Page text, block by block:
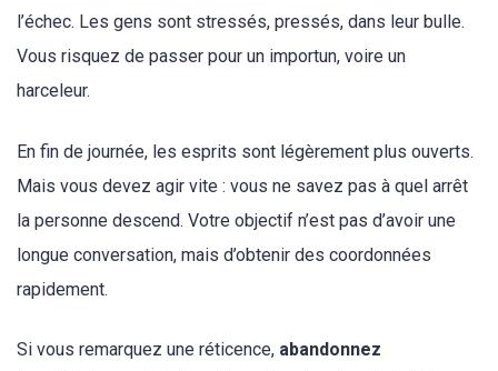
l’échec. Les gens sont stressés, pressés, dans leur bulle.
Vous risquez de passer pour un importun, voire un
harceleur.
En fin de journée, les esprits sont légèrement plus ouverts.
Mais vous devez agir vite : vous ne savez pas à quel arrêt
la personne descend. Votre objectif n’est pas d’avoir une
longue conversation, mais d’obtenir des coordonnées
rapidement.
Si vous remarquez une réticence, abandonnez